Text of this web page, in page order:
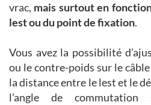
vrac, mais surtout en
lest ou du point de fixation.
Vous avez la possibilité
ou le contre-poids sur le
la distance entre le lest et le
l’angle de